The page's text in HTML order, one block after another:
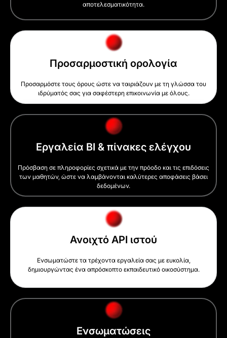
αποτελεσματικότητα.
Προσαρμοστική ορολογία
Προσαρμόστε τους όρους ώστε να ταιριάζουν με τη γλώσσα του
ιδρύματός σας για σαφέστερη επικοινωνία με όλους.
Εργαλεία BI & πίνακες ελέγχου
Πρόσβαση σε πληροφορίες σχετικά με την πρόοδο και τις επιδόσεις
των μαθητών, ώστε να λαμβάνονται καλύτερες αποφάσεις βάσει
δεδομένων.
Ανοιχτό API ιστού
Ενσωματώστε τα τρέχοντα εργαλεία σας με ευκολία,
δημιουργώντας ένα απρόσκοπτο εκπαιδευτικό οικοσύστημα.
Ενσωματώσεις